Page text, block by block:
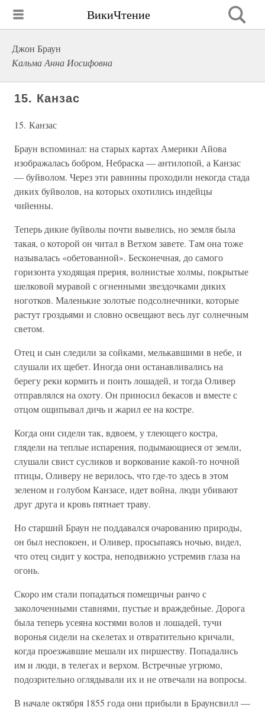
ВикиЧтение
Джон Браун
Кальма Анна Иосифовна
15. Канзас
15. Канзас
Браун вспоминал: на старых картах Америки Айова
изображалась бобром, Небраска — антилопой, а Канзас
— буйволом. Через эти равнины проходили некогда стада
диких буйволов, на которых охотились индейцы
чийенны.
Теперь дикие буйволы почти вывелись, но земля была
такая, о которой он читал в Ветхом завете. Там она тоже
называлась «обетованной». Бесконечная, до самого
горизонта уходящая прерия, волнистые холмы, покрытые
шелковой муравой с огненными звездочками диких
ноготков. Маленькие золотые подсолнечники, которые
растут гроздьями и словно освещают весь луг солнечным
светом.
Отец и сын следили за сойками, мелькавшими в небе, и
слушали их щебет. Иногда они останавливались на
берегу реки кормить и поить лошадей, и тогда Оливер
отправлялся на охоту. Он приносил бекасов и вместе с
отцом ощипывал дичь и жарил ее на костре.
Когда они сидели так, вдвоем, у тлеющего костра,
глядели на теплые испарения, подымающиеся от земли,
слушали свист сусликов и воркование какой-то ночной
птицы, Оливеру не верилось, что где-то здесь в этом
зеленом и голубом Канзасе, идет война, люди убивают
друг друга и кровь пятнает траву.
Но старший Браун не поддавался очарованию природы,
он был неспокоен, и Оливер, просыпаясь ночью, видел,
что отец сидит у костра, неподвижно устремив глаза на
огонь.
Скоро им стали попадаться помещичьи ранчо с
заколоченными ставнями, пустые и враждебные. Дорога
была теперь усеяна костями волов и лошадей, тучи
воронья сидели на скелетах и отвратительно кричали,
когда проезжавшие мешали их пиршеству. Попадались
им и люди, в телегах и верхом. Встречные угрюмо,
подозрительно оглядывали их и не отвечали на вопросы.
В начале октября 1855 года они прибыли в Браунсвилл —